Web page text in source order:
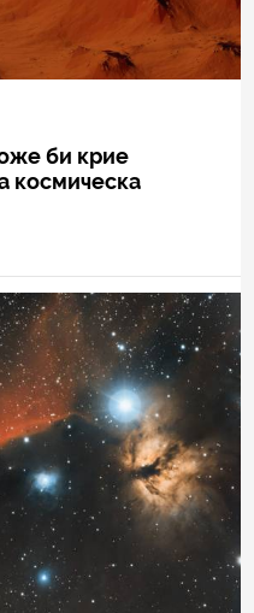
би крие
космическа